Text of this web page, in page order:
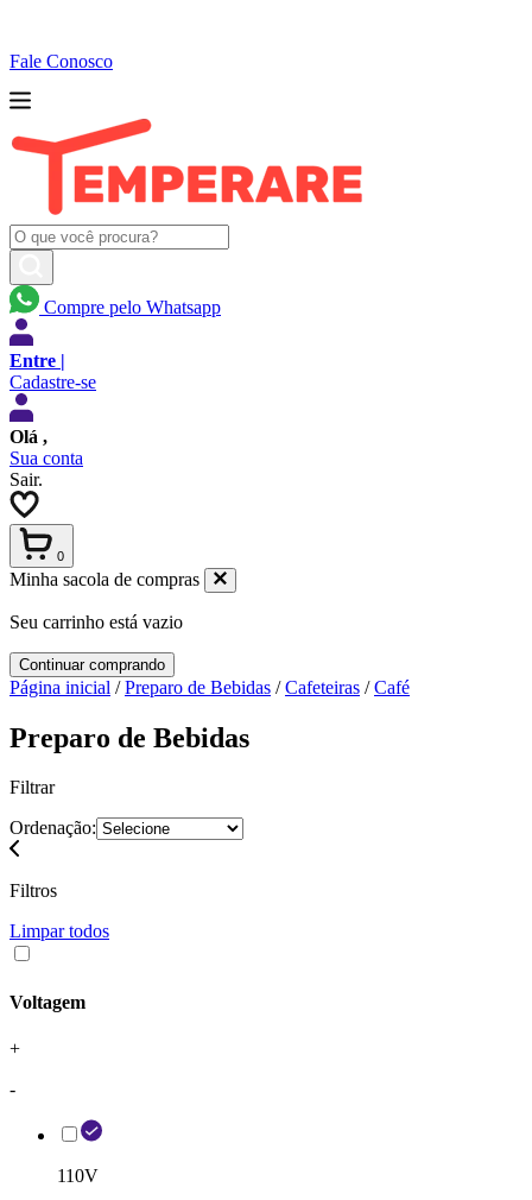
Fale Conosco
Compre pelo Whatsapp
Entre |
Cadastre-se
Olá ,
Sua conta
Sair.
0
Minha sacola de compras
Seu carrinho está vazio
Continuar comprando
Página inicial /Preparo de Bebidas /Cafeteiras /Café
Preparo de Bebidas
Filtrar
Ordenação:
Filtros
Limpar todos
Voltagem
+
-
110V